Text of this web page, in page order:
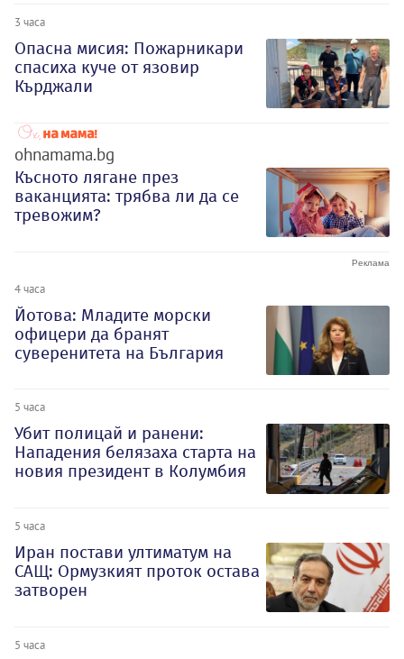
3 часа
Опасна мисия: Пожарникари
спасиха куче от язовир
Кърджали
ohnamama.bg
Късното лягане през
ваканцията: трябва ли да се
тревожим?
4 часа
Йотова: Младите морски
офицери да бранят
суверенитета на България
5 часа
Убит полицай и ранени:
Нападения белязаха старта на
новия президент в Колумбия
5 часа
Иран постави ултиматум на
САЩ: Ормузкият проток остава
затворен
5 часа